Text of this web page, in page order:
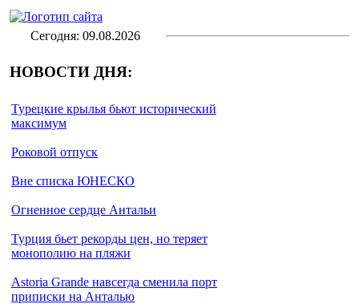
Сегодня: 09.08.2026
НОВОСТИ ДНЯ:
Турецкие крылья бьют исторический
максимум
Роковой отпуск
Вне списка ЮНЕСКО
Огненное сердце Антальи
Турция бьет рекорды цен, но теряет
монополию на пляжи
Astoria Grande навсегда сменила порт
приписки на Анталью